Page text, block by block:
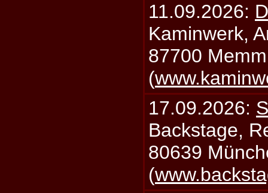
11.09.2026:
Kaminwerk,
87700
(
17.09.2026:
Backstage,
80639
(